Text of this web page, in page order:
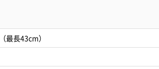
最長43cm）